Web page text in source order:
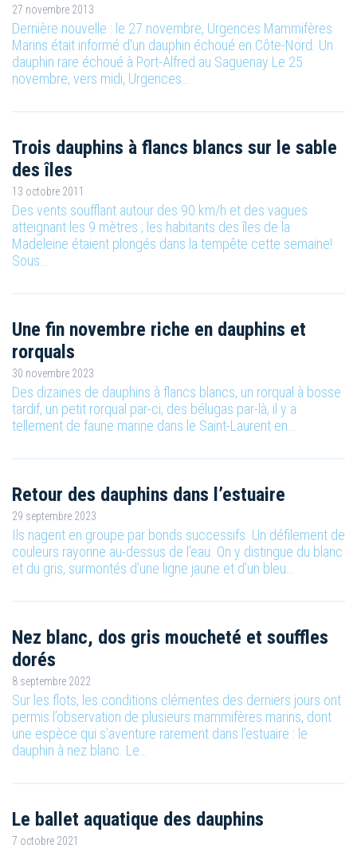
27 novembre 2013
Dernière nouvelle : le 27 novembre, Urgences Mammifères
Marins était informé d'un dauphin échoué en Côte-Nord. Un
dauphin rare échoué à Port-Alfred au Saguenay Le 25
novembre, vers midi, Urgences…
Trois dauphins à flancs blancs sur le sable
des îles
13 octobre 2011
Des vents soufflant autour des 90 km/h et des vagues
atteignant les 9 mètres ; les habitants des îles de la
Madeleine étaient plongés dans la tempête cette semaine!
Sous…
Une fin novembre riche en dauphins et
rorquals
30 novembre 2023
Des dizaines de dauphins à flancs blancs, un rorqual à bosse
tardif, un petit rorqual par-ci, des bélugas par-là, il y a
tellement de faune marine dans le Saint-Laurent en…
Retour des dauphins dans l’estuaire
29 septembre 2023
Ils nagent en groupe par bonds successifs. Un défilement de
couleurs rayonne au-dessus de l’eau. On y distingue du blanc
et du gris, surmontés d’une ligne jaune et d’un bleu…
Nez blanc, dos gris moucheté et souffles
dorés
8 septembre 2022
Sur les flots, les conditions clémentes des derniers jours ont
permis l’observation de plusieurs mammifères marins, dont
une espèce qui s’aventure rarement dans l’estuaire : le
dauphin à nez blanc. Le…
Le ballet aquatique des dauphins
7 octobre 2021